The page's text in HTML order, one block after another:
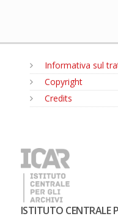
Informativa sul
Copyright
Credits
ISTITUTO CENTRALE